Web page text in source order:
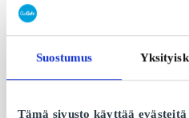
Suostumus
Tämä sivusto käyttää evästeitä
Alkaen